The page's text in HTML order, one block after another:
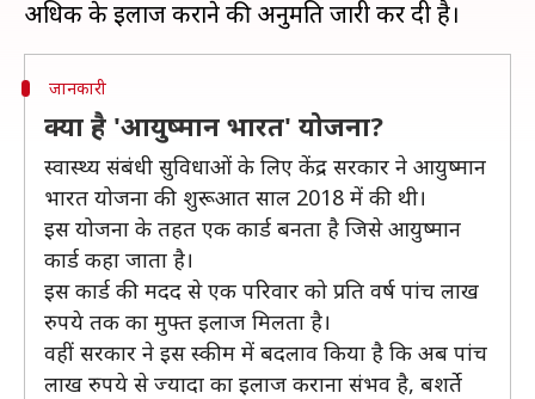
जानकारी
क्या है 'आयुष्मान भारत' योजना?
स्वास्थ्य संबंधी सुविधाओं के लिए केंद्र सरकार ने आयुष्मान
भारत योजना की शुरूआत साल 2018 में की थी।
इस योजना के तहत एक कार्ड बनता है जिसे आयुष्मान
कार्ड कहा जाता है।
इस कार्ड की मदद से एक परिवार को प्रति वर्ष पांच लाख
रुपये तक का मुफ्त इलाज मिलता है।
वहीं सरकार ने इस स्कीम में बदलाव किया है कि अब पांच
लाख रुपये से ज्यादा का इलाज कराना संभव है, बशर्ते